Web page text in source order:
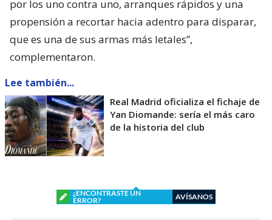
por los uno contra uno, arranques rápidos y una
propensión a recortar hacia adentro para disparar,
que es una de sus armas más letales”,
complementaron.
Lee también...
Real Madrid oficializa el fichaje de
Yan Diomande: sería el más caro
de la historia del club
¿ENCONTRASTE UN
ERROR?
AVÍSANOS